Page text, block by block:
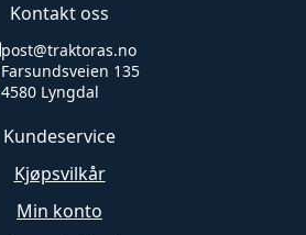
Kontakt oss
post@traktoras.no
Farsundsveien 135
4580 Lyngdal
Kundeservice
Kjøpsvilkår
Min konto